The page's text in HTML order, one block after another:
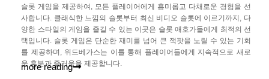
슬롯 게임을 제공하여, 모든 플레이어에게 흥미롭고 다채로운 경험을 선
사합니다. 클래식한 느낌의 슬롯부터 최신 비디오 슬롯에 이르기까지, 다
양한 스타일의 게임을 즐길 수 있는 이곳은 슬롯 애호가들에게 최적의 선
택입니다. 슬롯 게임은 단순한 재미를 넘어 큰 잭팟을 노릴 수 있는 기회
를 제공하며, 위드베가스는 이를 통해 플레이어들에게 지속적으로 새로
운 흥분과 즐거움을 제공합니다.
more reading